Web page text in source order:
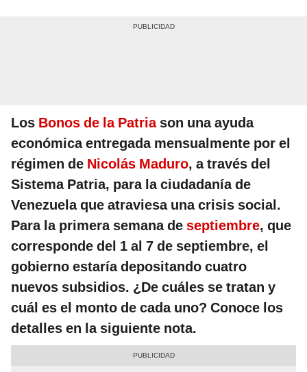
Los Bonos de la Patriason una ayuda
económica entregada mensualmente por el
régimen de Nicolás Maduro, a través del
Sistema Patria, para la ciudadanía de
Venezuela que atraviesa una crisis social.
Para la primera semana de septiembre, que
corresponde del 1 al 7 de septiembre, el
gobierno estaría depositando cuatro
nuevos subsidios. ¿De cuáles se tratan y
cuál es el monto de cada uno? Conoce los
detalles en la siguiente nota.